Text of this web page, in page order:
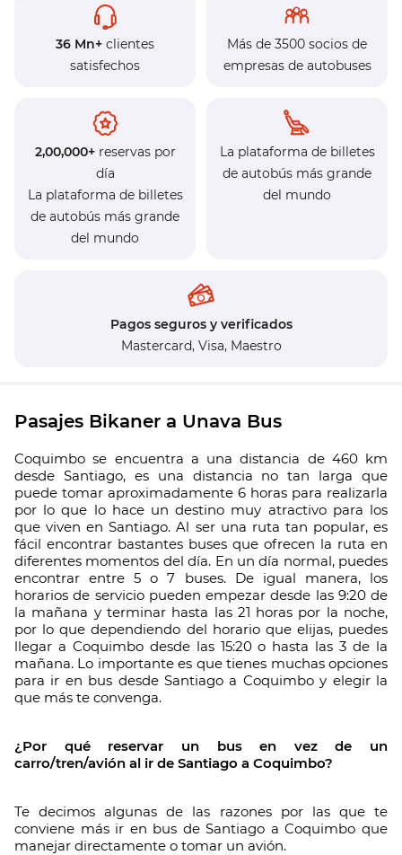
36 Mn+ clientes
satisfechos
Más de 3500 socios de
empresas de autobuses
2,00,000+reservas por
día
La plataforma de billetes
de autobús más grande
del mundo
La plataforma de billetes
de autobús más grande
del mundo
Pagos seguros y verificados
Mastercard, Visa, Maestro
Pasajes Bikaner a Unava Bus
Coquimbo se encuentra a una distancia de 460 km
desde Santiago, es una distancia no tan larga que
puede tomar aproximadamente 6 horas para realizarla
por lo que lo hace un destino muy atractivo para los
que viven en Santiago. Al ser una ruta tan popular, es
fácil encontrar bastantes buses que ofrecen la ruta en
diferentes momentos del día. En un día normal, puedes
encontrar entre 5 o 7 buses. De igual manera, los
horarios de servicio pueden empezar desde las 9:20 de
la mañana y terminar hasta las 21 horas por la noche,
por lo que dependiendo del horario que elijas, puedes
llegar a Coquimbo desde las 15:20 o hasta las 3 de la
mañana. Lo importante es que tienes muchas opciones
para ir en bus desde Santiago a Coquimbo y elegir la
que más te convenga.
¿Por qué reservar un bus en vez de un
carro/tren/avión al ir de Santiago a Coquimbo?
Te decimos algunas de las razones por las que te
conviene más ir en bus de Santiago a Coquimbo que
manejar directamente o tomar un avión.